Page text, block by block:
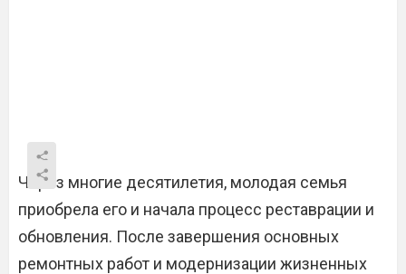
Через многие десятилетия, молодая семья
приобрела его и начала процесс реставрации и
обновления. После завершения основных
ремонтных работ и модернизации жизненных